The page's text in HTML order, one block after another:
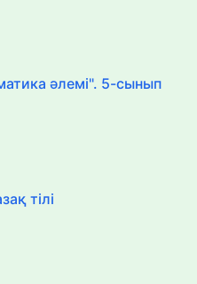
әлемі". 5-сынып
тілі